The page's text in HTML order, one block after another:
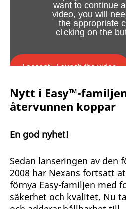
want to continue
video, you will
the appropriate
clicking on the
I accept - Launch the video
Cookie consent
Nytt i Easy™-
återvunnen koppar
En god nyhet!
Sedan lanseringen av den
2008 har Nexans fortsatt
förnya Easy-familjen med
säkerhet och kvalitet. Nu